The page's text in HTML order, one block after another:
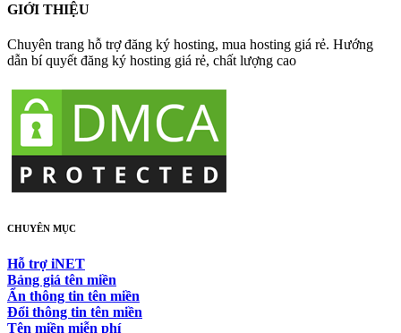
GIỚI THIỆU
Chuyên trang hỗ trợ đăng ký hosting, mua hosting giá rẻ. Hướng
dẫn bí quyết đăng ký hosting giá rẻ, chất lượng cao
CHUYÊN MỤC
Hỗ trợ iNET
Bảng giá tên miền
Ẩn thông tin tên miền
Đổi thông tin tên miền
Tên miền miễn phí